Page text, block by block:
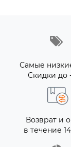
Самые
Скидки до
Возврат и
в течение